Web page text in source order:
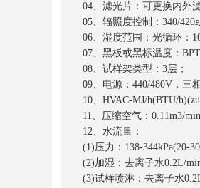
04、滤光片：可更换内外
05、辐照度控制：340/
06、湿度范围：光循环：
07、黑板或黑标温度：
08、试样架类型：3层；
09、电源：440/480V，三
10、HVAC-MJ/h(BTU/
11、压缩空气：0.11m3/
12、水流量：
(1)压力：138-344kPa(20-
(2)加湿：去离子水0.2L/
(3)试样喷淋：去离子水